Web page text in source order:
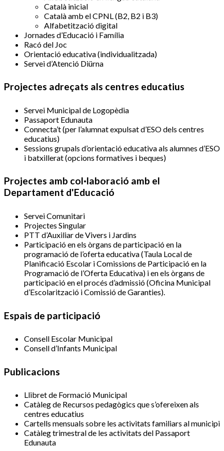
Català inicial
Català amb el CPNL (B2, B2 i B3)
Alfabetització digital
Jornades d’Educació i Família
Racó del Joc
Orientació educativa (individualitzada)
Servei d’Atenció Diürna
Projectes adreçats als centres educatius
Servei Municipal de Logopèdia
Passaport Edunauta
Connecta’t (per l’alumnat expulsat d’ESO dels centres
educatius)
Sessions grupals d’orientació educativa als alumnes d’ESO
i batxillerat (opcions formatives i beques)
Projectes amb col·laboració amb el
Departament d'Educació
Servei Comunitari
Projectes Singular
PTT d’Auxiliar de Vivers i Jardins
Participació en els òrgans de participació en la
programació de l’oferta educativa (Taula Local de
Planificació Escolar i Comissions de Participació en la
Programació de l’Oferta Educativa) i en els òrgans de
participació en el procés d’admissió (Oficina Municipal
d’Escolarització i Comissió de Garanties).
Espais de participació
Consell Escolar Municipal
Consell d’Infants Municipal
Publicacions
Llibret de Formació Municipal
Catàleg de Recursos pedagògics que s’ofereixen als
centres educatius
Cartells mensuals sobre les activitats familiars al municipi
Catàleg trimestral de les activitats del Passaport
Edunauta